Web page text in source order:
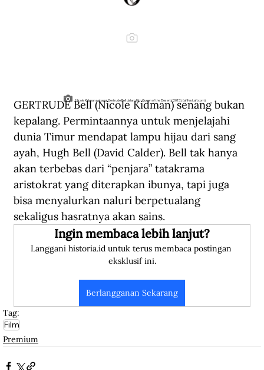
Nicole Kidman sebagai Gertrude Bell dalam film Queen of the Desert (2015). (afifest.afi.com).
GERTRUDE Bell (Nicole Kidman) senang bukan
kepalang. Permintaannya untuk menjelajahi
dunia Timur mendapat lampu hijau dari sang
ayah, Hugh Bell (David Calder). Bell tak hanya
akan terbebas dari “penjara” tatakrama
aristokrat yang diterapkan ibunya, tapi juga
bisa menyalurkan naluri berpetualang
sekaligus hasratnya akan sains.
Ingin membaca lebih lanjut?
Langgani historia.id untuk terus membaca postingan
eksklusif ini.
Berlangganan Sekarang
Tag:
Film
Premium